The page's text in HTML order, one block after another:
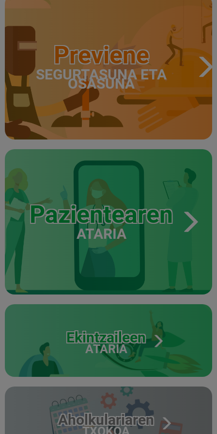
Previene
SEGURTASUNA ETA
OSASUNA
Pazientearen
ATARIA
Ekintzaileen
ATARIA
Aholkulariaren
TXOKOA